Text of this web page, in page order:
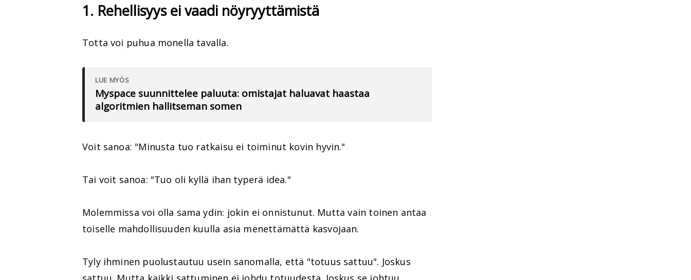
1. Rehellisyys ei vaadi nöyryyttämistä
Totta voi puhua monella tavalla.
LUE MYÖS
Myspace suunnittelee paluuta: omistajat haluavat haastaa
algoritmien hallitseman somen
Voit sanoa: "Minusta tuo ratkaisu ei toiminut kovin hyvin."
Tai voit sanoa: "Tuo oli kyllä ihan typerä idea."
Molemmissa voi olla sama ydin: jokin ei onnistunut. Mutta vain toinen antaa
toiselle mahdollisuuden kuulla asia menettämättä kasvojaan.
Tyly ihminen puolustautuu usein sanomalla, että "totuus sattuu". Joskus